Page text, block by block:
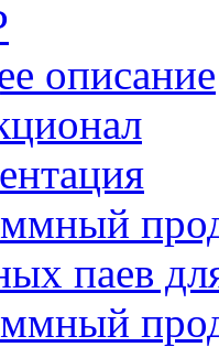
описание
паев